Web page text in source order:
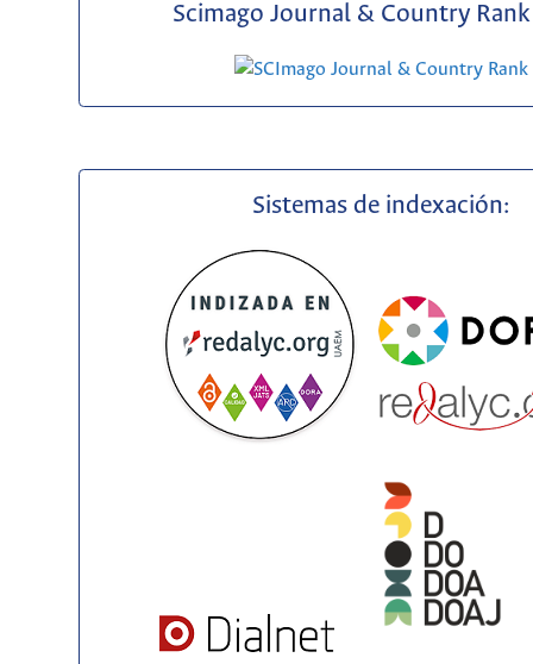
Scimago Journal & Country Rank
Sistemas de indexación: